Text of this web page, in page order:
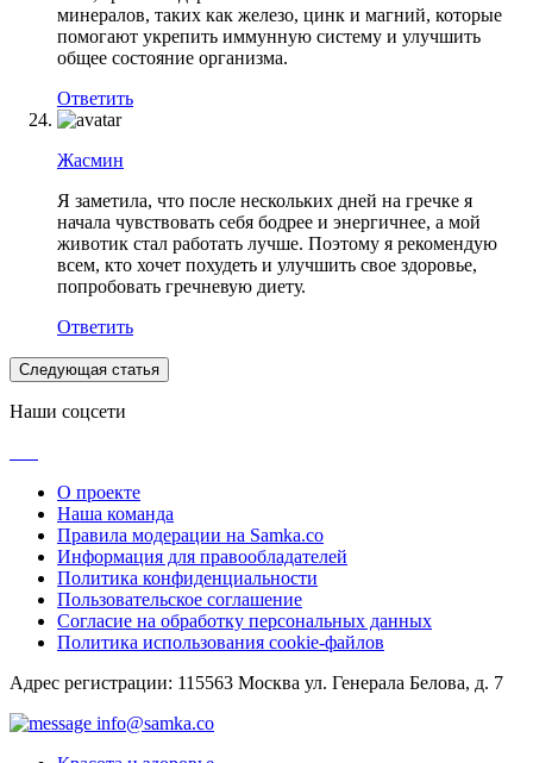
минералов, таких как железо, цинк и магний, которые
помогают укрепить иммунную систему и улучшить
общее состояние организма.
Ответить
Жасмин
Я заметила, что после нескольких дней на гречке я
начала чувствовать себя бодрее и энергичнее, а мой
животик стал работать лучше. Поэтому я рекомендую
всем, кто хочет похудеть и улучшить свое здоровье,
попробовать гречневую диету.
Ответить
Следующая статья
Наши соцсети
О проекте
Наша команда
Правила модерации на Samka.co
Информация для правообладателей
Политика конфиденциальности
Пользовательское соглашение
Согласие на обработку персональных данных
Политика использования cookie-файлов
Адрес регистрации: 115563 Москва ул. Генерала Белова, д. 7
info@samka.co